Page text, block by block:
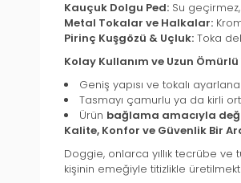
Kauçuk Dolgu Ped: Su
Metal Tokalar ve Halkalar:
Pirinç Kuşgözü & Uçluk: Toka
Kolay Kullanım ve Uzun Ömürlü
Geniş yapısı ve tokalı
Tasmayı çamurlu ya da kirli
Ürün bağlama amacıyla
Kalite, Konfor ve Güvenlik Bir
Doggie, onlarca yıllık tecrübe ve
kişinin emeğiyle titizlikle